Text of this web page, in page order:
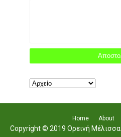
Home About
Copyright © 2019 Ορεινή Μέλισσα